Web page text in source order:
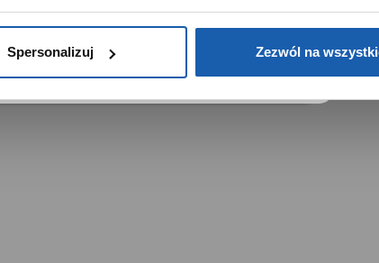
Spersonalizuj Zezwól na
PRZEJDŹ DO SERWISU